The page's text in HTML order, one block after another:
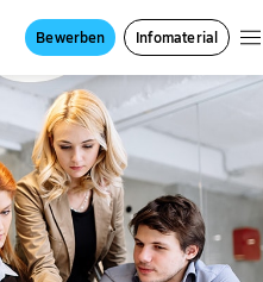
Bewerben Infomaterial